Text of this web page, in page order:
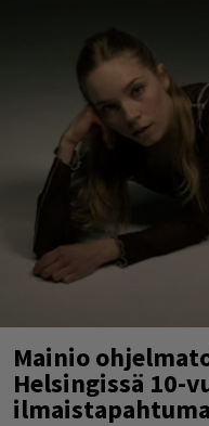
Mainio
Helsingissä 10-